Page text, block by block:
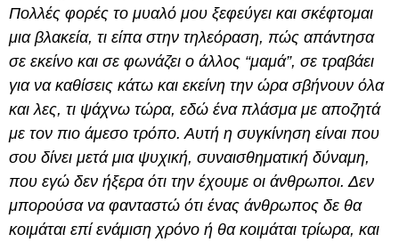
Πολλές φορές το μυαλό μου ξεφεύγει και σκέφτομαι
μια βλακεία, τι είπα στην τηλεόραση, πώς απάντησα
σε εκείνο και σε φωνάζει ο άλλος “μαμά”, σε τραβάει
για να καθίσεις κάτω και εκείνη την ώρα σβήνουν όλα
και λες, τι ψάχνω τώρα, εδώ ένα πλάσμα με αποζητά
με τον πιο άμεσο τρόπο. Αυτή η συγκίνηση είναι που
σου δίνει μετά μια ψυχική, συναισθηματική δύναμη,
που εγώ δεν ήξερα ότι την έχουμε οι άνθρωποι. Δεν
μπορούσα να φανταστώ ότι ένας άνθρωπος δε θα
κοιμάται επί ενάμιση χρόνο ή θα κοιμάται τρίωρα, και